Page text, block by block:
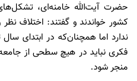
حضرت آیت‌الله خامنه‌ای،
کشور خواندند و گفتند: اختلاف
ندارد اما همچنان‌که در ابتدای
فکری نباید در هیچ سطحی از
منجر شود.